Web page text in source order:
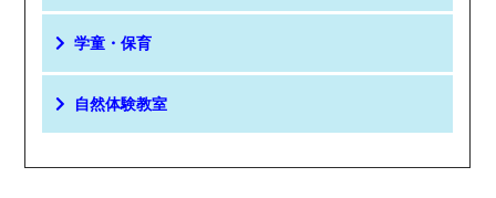
学童・保育
自然体験教室